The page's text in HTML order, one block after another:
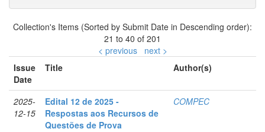
Collection's Items (Sorted by Submit Date in Descending order):
21 to 40 of 201
< previous
next >
Issue
Date
Title Author(s)
2025-
12-15
Edital 12 de 2025 -
Respostas aos Recursos de
Questões de Prova
COMPEC